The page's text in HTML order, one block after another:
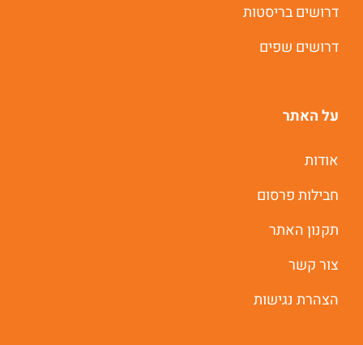
דרושים בריסטות
דרושים שפים
על האתר
אודות
חבילות פרסום
תקנון האתר
צור קשר
הצהרת נגישות